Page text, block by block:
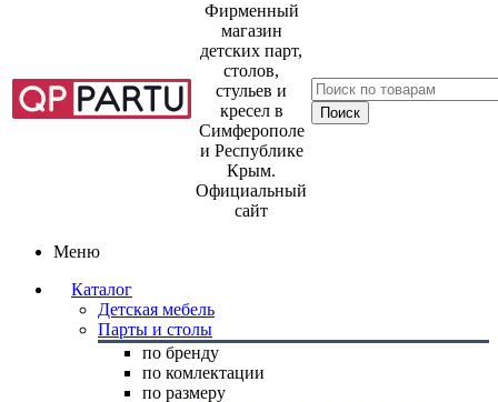
Фирменный
магазин
детских парт,
столов,
стульев и
кресел в
Симферополе
и Республике
Крым.
Официальный
сайт
Меню
Каталог
Детская мебель
Парты и столы
по бренду
по комлектации
по размеру